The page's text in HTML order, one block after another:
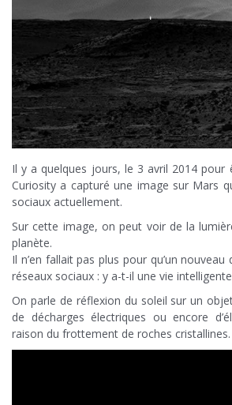
Il y a quelques jours, le 3 avril 2014 pour
Curiosity a capturé une image sur Mars
sociaux actuellement.
Sur cette image, on peut voir de la
planète.
Il n’en fallait pas plus pour qu’un
réseaux sociaux : y a-t-il une vie
On parle de réflexion du soleil sur un
de décharges électriques ou encore
raison du frottement de roches cristallines.